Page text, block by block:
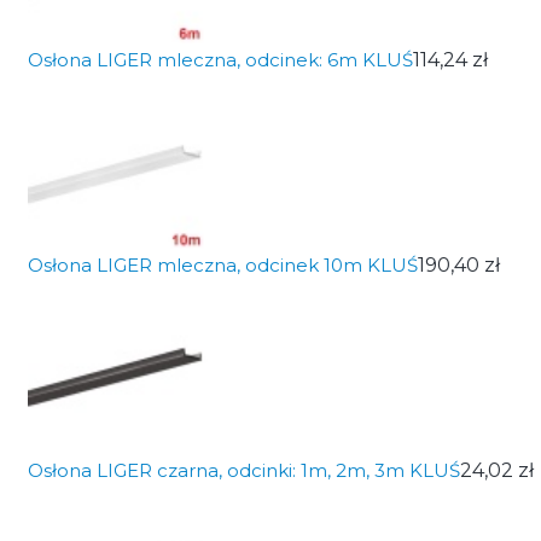
Osłona LIGER mleczna, odcinek: 6m KLUŚ114,24 zł
Osłona LIGER mleczna, odcinek 10m KLUŚ190,40 zł
Osłona LIGER czarna, odcinki: 1m, 2m, 3m KLUŚ24,02 zł